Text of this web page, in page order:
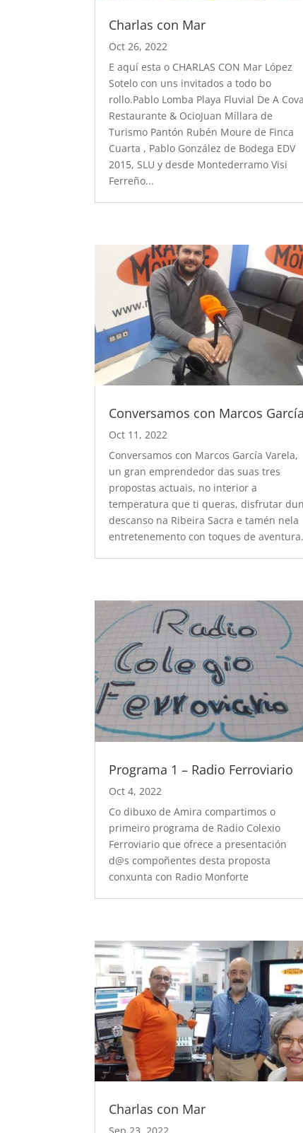
Charlas con Mar
Oct 26, 2022
E aquí esta o CHARLAS CON Mar López
Sotelo con uns invitados a todo bo
rollo.Pablo Lomba Playa Fluvial De A Cova
Restaurante & OcioJuan Míllara de
Turismo Pantón Rubén Moure de Finca
Cuarta , Pablo González de Bodega EDV
2015, SLU y desde Montederramo Visi
Ferreño...
Conversamos con Marcos García
Oct 11, 2022
Conversamos con Marcos García Varela,
un gran emprendedor das suas tres
propostas actuais, no interior a
temperatura que ti queras, disfrutar dun
descanso na Ribeira Sacra e tamén nela
entretenemento con toques de aventura.
Programa 1 – Radio Ferroviario
Oct 4, 2022
Co dibuxo de Amira compartimos o
primeiro programa de Radio Colexio
Ferroviario que ofrece a presentación
d@s compoñentes desta proposta
conxunta con Radio Monforte
Charlas con Mar